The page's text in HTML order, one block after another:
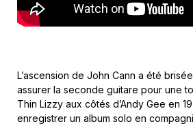
L’ascension de John Cann a été
assurer la seconde guitare pour une
Thin Lizzy aux côtés d’Andy Gee en
enregistrer un album solo en